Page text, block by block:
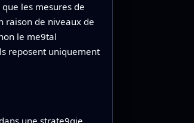
les mesures de
raison de niveaux de
le me9tal
reposent uniquement
une strate9gie